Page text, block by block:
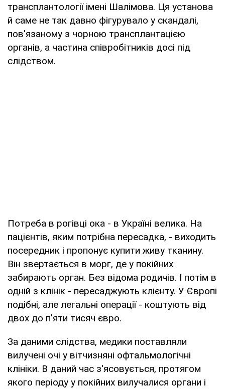
трансплантології імені Шалімова. Ця установа
й саме не так давно фігурувало у скандалі,
пов'язаному з чорною трансплантацією
органів, а частина співробітників досі під
слідством.
Потреба в рогівці ока - в Україні велика. На
пацієнтів, яким потрібна пересадка, - виходить
посередник і пропонує купити живу тканину.
Він звертається в морг, де у покійних
забирають орган. Без відома родичів. І потім в
одній з клінік - пересаджують клієнту. У Європі
подібні, але легальні операції - коштують від
двох до п'яти тисяч євро.
За даними слідства, медики поставляли
вилучені очі у вітчизняні офтальмологічні
клініки. В даний час з'ясовується, протягом
якого періоду у покійних вилучалися органи і